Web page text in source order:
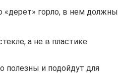
«дерет» горло, в нем должны
а не в пластике.
полезны и подойдут для